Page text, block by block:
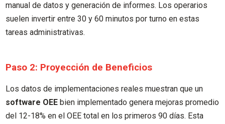
manual de datos y generación de informes. Los operarios
suelen invertir entre 30 y 60 minutos por turno en estas
tareas administrativas.
Paso 2: Proyección de Beneficios
Los datos de implementaciones reales muestran que un
software OEE bien implementado genera mejoras promedio
del 12-18% en el OEE total en los primeros 90 días. Esta